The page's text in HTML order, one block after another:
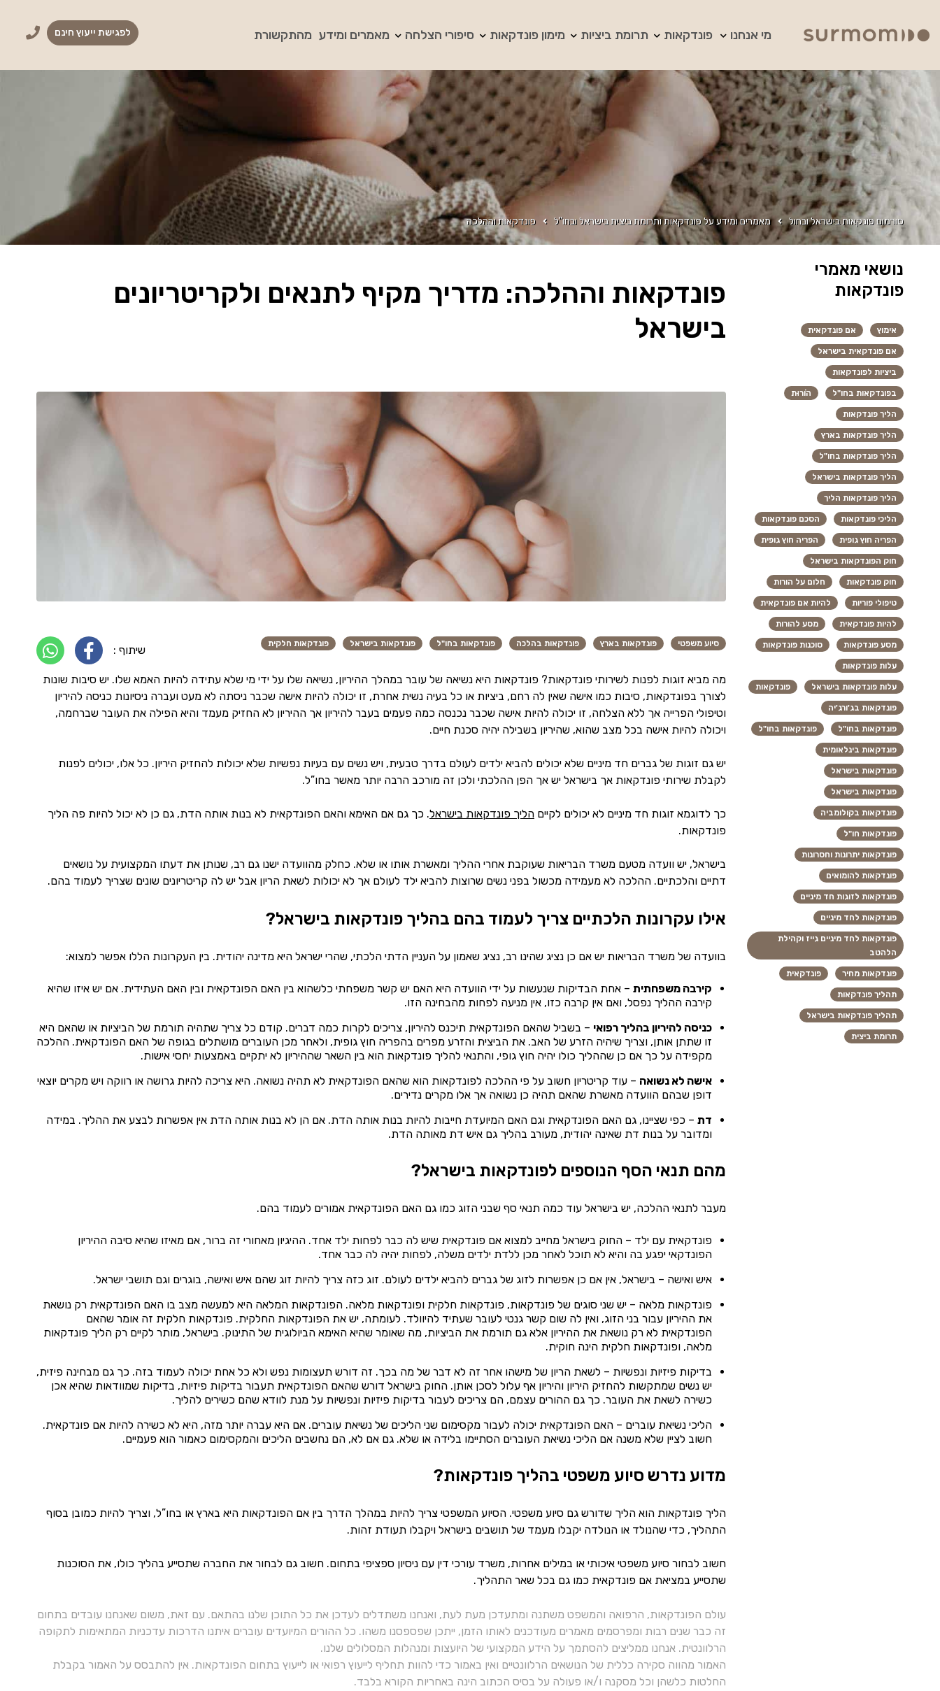
לפגישת ייעוץ חינם מי אנחנו פונדקאות תרומת ביציות מימון פונדקאות סיפורי הצלחה מאמרים ומידע מהתקשורת
סורמום פונקאות בישראל ובחול מאמרים ומידע על פונדקאות ותרומת ביצית בישראל ובחו"ל פונדקאות וההלכה
פונדקאות וההלכה: מדריך מקיף לתנאים ולקריטריונים
בישראל
סיוע משפטי פונדקאות בארץ פונדקאות בהלכה פונדקאות בחו"ל פונדקאות בישראל פונדקאות חלקית שיתוף :
מה מביא זוגות לפנות לשירותי פונדקאות? פונדקאות היא נשיאה של עובר במהלך ההיריון, נשיאה שלו על ידי מי שלא עתידה להיות האמא שלו. יש סיבות שונות
לצורך בפונדקאות, סיבות כמו אישה שאין לה רחם, ביציות או כל בעיה נשית אחרת, זו יכולה להיות אישה שכבר ניסתה לא מעט ועברה ניסיונות כניסה להיריון
וטיפולי הפרייה אך ללא הצלחה, זו יכולה להיות אישה שכבר נכנסה כמה פעמים בעבר להיריון אך ההיריון לא החזיק מעמד והיא הפילה את העובר שברחמה,
ויכולה להיות אישה בכל מצב שהוא, שהיריון בשבילה יהיה סכנת חיים.
יש גם זוגות של גברים חד מיניים שלא יכולים להביא ילדים לעולם בדרך טבעית, ויש נשים עם בעיות נפשיות שלא יכולות להחזיק היריון. כל אלו, יכולים לפנות
לקבלת שירותי פונדקאות אך בישראל יש אך הפן ההלכתי ולכן זה מורכב הרבה יותר מאשר בחו”ל.
כך לדוגמא זוגות חד מיניים לא יכולים לקיים הליך פונדקאות בישראל. כך גם אם האימא והאם הפונדקאית לא בנות אותה הדת, גם כן לא יכול להיות פה הליך
פונדקאות.
בישראל, יש וועדה מטעם משרד הבריאות שעוקבת אחרי ההליך ומאשרת אותו או שלא. כחלק מהוועדה ישנו גם רב, שנותן את דעתו המקצועית על נושאים
דתיים והלכתיים. ההלכה לא מעמידה מכשול בפני נשים שרוצות להביא ילד לעולם אך לא יכולות לשאת הריון אבל יש לה קריטריונים שונים שצריך לעמוד בהם.
אילו עקרונות הלכתיים צריך לעמוד בהם בהליך פונדקאות בישראל?
בוועדה של משרד הבריאות יש אם כן נציג שהינו רב, נציג שאמון על העניין הדתי הלכתי, שהרי ישראל היא מדינה יהודית. בין העקרונות הללו אפשר למצוא:
קירבה משפחתית – אחת הבדיקות שנעשות על ידי הוועדה היא האם יש קשר משפחתי כלשהוא בין האם הפונדקאית ובין האם העתידית. אם יש איזו שהיא
קירבה ההליך נפסל, ואם אין קרבה כזו, אין מניעה לפחות מהבחינה הזו.
כניסה להיריון בהליך רפואי – בשביל שהאם הפונדקאית תיכנס להיריון, צריכים לקרות כמה דברים. קודם כל צריך שתהיה תורמת של הביציות או שהאם היא
זו שתתן אותן, וצריך שיהיה הזרע של האב. את הביצית והזרע מפרים בהפריה חוץ גופית, ולאחר מכן העוברים מושתלים בגופה של האם הפונדקאית. ההלכה
מקפידה על כך אם כן שההליך כולו יהיה חוץ גופי, והתנאי להליך פונדקאות הוא בין השאר שההיריון לא יתקיים באמצעות יחסי אישות.
אישה לא נשואה – עוד קריטריון חשוב על פי ההלכה לפונדקאות הוא שהאם הפונדקאית לא תהיה נשואה. היא צריכה להיות גרושה או רווקה ויש מקרים יוצאי
דופן שבהם הוועדה מאשרת שהאם תהיה כן נשואה אך אלו מקרים נדירים.
דת – כפי שציינו, גם האם הפונדקאית וגם האם המיועדת חייבות להיות בנות אותה הדת. אם הן לא בנות אותה הדת אין אפשרות לבצע את ההליך. במידה
ומדובר על בנות דת שאינה יהודית, מעורב בהליך גם איש דת מאותה הדת.
מהם תנאי הסף הנוספים לפונדקאות בישראל?
מעבר לתנאי ההלכה, יש בישראל עוד כמה תנאי סף שבני הזוג כמו גם האם הפונדקאית אמורים לעמוד בהם.
פונדקאית עם ילד – החוק בישראל מחייב למצוא אם פונדקאית שיש לה כבר לפחות ילד אחד. ההיגיון מאחורי זה ברור, אם מאיזו שהיא סיבה ההיריון
הפונדקאי יפגע בה והיא לא תוכל לאחר מכן ללדת ילדים משלה, לפחות יהיה לה כבר אחד.
איש ואישה – בישראל, אין אם כן אפשרות לזוג של גברים להביא ילדים לעולם. זוג כזה צריך להיות זוג שהם איש ואישה, בוגרים וגם תושבי ישראל.
פונדקאות מלאה – יש שני סוגים של פונדקאות, פונדקאות חלקית ופונדקאות מלאה. הפונדקאות המלאה היא למעשה מצב בו האם הפונדקאית רק נושאת
את ההיריון עבור בני הזוג, ואין לה שום קשר גנטי לעובר שעתיד להיוולד. לעומתה, יש את הפונדקאות החלקית. פונדקאות חלקית זה אומר שהאם
הפונדקאית לא רק נושאת את ההיריון אלא גם תורמת את הביציות, מה שאומר שהיא האימא הביולוגית של התינוק. בישראל, מותר לקיים רק הליך פונדקאות
מלאה, ופונדקאות חלקית הינה חוקית.
בדיקות פיזיות ונפשיות – לשאת הריון של מישהו אחר זה לא דבר של מה בכך. זה דורש תעצומות נפש ולא כל אחת יכולה לעמוד בזה. כך גם מבחינה פיזית,
יש נשים שמתקשות להחזיק היריון והיריון אף עלול לסכן אותן. החוק בישראל דורש שהאם הפונדקאית תעבור בדיקות פיזיות, בדיקות שמוודאות שהיא אכן
כשירה לשאת את העובר. כך גם ההורים עצמם, הם צריכים לעבור בדיקות פיזיות ונפשיות על מנת לוודא שהם כשירים להליך.
הליכי נשיאת עוברים – האם הפונדקאית יכולה לעבור מקסימום שני הליכים של נשיאת עוברים. אם היא עברה יותר מזה, היא לא כשירה להיות אם פונדקאית.
חשוב לציין שלא משנה אם הליכי נשיאת העוברים הסתיימו בלידה או שלא. גם אם לא, הם נחשבים הליכים והמקסימום כאמור הוא פעמיים.
מדוע נדרש סיוע משפטי בהליך פונדקאות?
הליך פונדקאות הוא הליך שדורש גם סיוע משפטי. הסיוע המשפטי צריך להיות במהלך הדרך בין אם הפונדקאות היא בארץ או בחו”ל, וצריך להיות כמובן בסוף
התהליך, כדי שהנולד או הנולדה יקבלו מעמד של תושבים בישראל ויקבלו תעודת זהות.
חשוב לבחור סיוע משפטי איכותי או במילים אחרות, משרד עורכי דין עם ניסיון ספציפי בתחום. חשוב גם לבחור את החברה שתסייע בהליך כולו, את הסוכנות
שתסייע במציאת אם פונדקאית כמו גם בכל שאר התהליך.
עולם הפונדקאות, הרפואה והמשפט משתנה ומתעדכן מעת לעת, ואנחנו משתדלים לעדכן את כל התוכן שלנו בהתאם. עם זאת, משום שאנחנו עובדים בתחום
זה כבר שנים רבות ומפרסמים מאמרים מעודכנים לאותו הזמן, ייתכן שפספסנו משהו. כל ההורים המיועדים עוברים איתנו הדרכות עדכניות המתאימות לתקופה
הרלוונטית. אנחנו ממליצים להסתמך על הידע המקצועי של היועצות ומנהלות המסלולים שלנו.
האמור מהווה סקירה כללית של הנושאים הרלוונטיים ואין באמור כדי להוות תחליף לייעוץ רפואי או לייעוץ בתחום הפונדקאות. אין להתבסס על האמור בקבלת
החלטות כלשהן וכל מסקנה ו/או פעולה על בסיס הכתוב הינה באחריות הקורא בלבד.
נושאי מאמרי
פונדקאות
אימוץ אם פונדקאית
אם פונדקאית בישראל
ביציות לפונדקאות
בפונדקאות בחו"ל הוֹרוּת
הליך פונדקאות
הליך פונדקאות בארץ
הליך פונדקאות בחו"ל
הליך פונדקאות בישראל
הליך פונדקאות הליך
הליכי פונדקאות הסכם פונדקאות
הפריה חוץ גופית הפריה חוץ גופית
חוק הפונדקאות בישראל
חוק פונדקאות חלום על הורות
טיפולי פוריות להיות אם פונדקאית
להיות פונדקאית מסע להורות
מסע פונדקאות סוכנות פונדקאות
עלות פונדקאות
עלות פונדקאות בישראל פונדקאות
פונדקאות בג'ורג'יה
פונדקאות בחו"ל פונדקאות בחו"ל
פונדקאות בינלאומית
פונדקאות בישראל
פונדקאות בישראל
פונדקאות בקולומביה
פונדקאות חו"ל
פונדקאות יתרונות וחסרונות
פונדקאות להומואים
פונדקאות לזוגות חד מיניים
פונדקאות לחד מיניים
פונדקאות לחד מיניים גייז וקהילת
הלהטב
פונדקאות מחיר פונדקאית
תהליך פונדקאות
תהליך פונדקאות בישראל
תרומת ביצית